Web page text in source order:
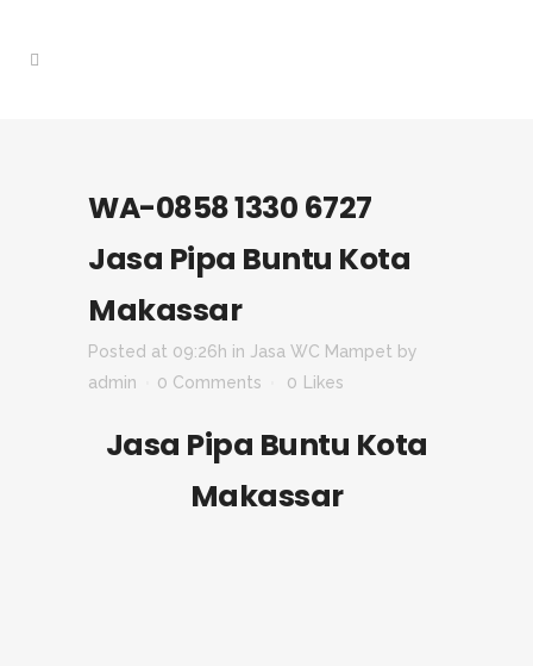
WA-0858 1330 6727
Jasa Pipa Buntu Kota
Makassar
Posted at 09:26h in Jasa WC Mampet by
admin
0 Comments 0 Likes
Jasa Pipa Buntu Kota
Makassar